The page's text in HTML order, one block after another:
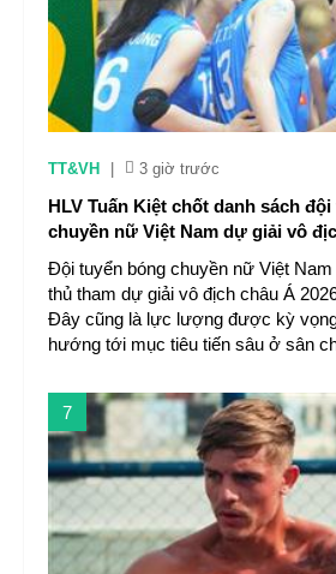
TT&VH 3 giờ trước
HLV Tuấn Kiệt chốt danh sách
chuyền nữ Việt Nam dự giải vô
Đội tuyển bóng chuyền nữ Việt
thủ tham dự giải vô địch châu Á
Đây cũng là lực lượng được kỳ
hướng tới mục tiêu tiến sâu ở sân
7